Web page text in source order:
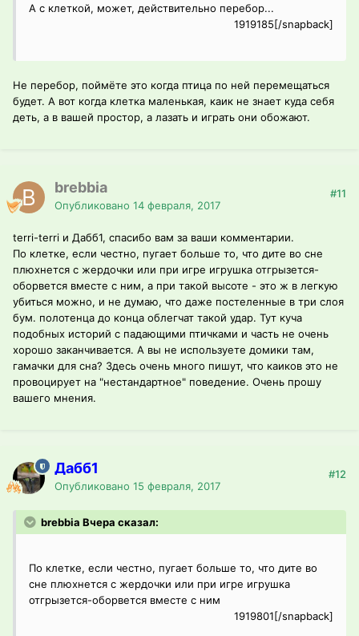
А с клеткой, может, действительно перебор...
1919185[/snapback]
Не перебор, поймёте это когда птица по ней перемещаться
будет. А вот когда клетка маленькая, каик не знает куда себя
деть, а в вашей простор, а лазать и играть они обожают.
brebbia
Опубликовано 14 февраля, 2017
#11
terri-terri и Дабб1, спасибо вам за ваши комментарии.
По клетке, если честно, пугает больше то, что дите во сне
плюхнется с жердочки или при игре игрушка отгрызется-
оборвется вместе с ним, а при такой высоте - это ж в легкую
убиться можно, и не думаю, что даже постеленные в три слоя
бум. полотенца до конца облегчат такой удар. Тут куча
подобных историй с падающими птичками и часть не очень
хорошо заканчивается. А вы не используете домики там,
гамачки для сна? Здесь очень много пишут, что каиков это не
провоцирует на "нестандартное" поведение. Очень прошу
вашего мнения.
Дабб1
Опубликовано 15 февраля, 2017
#12
brebbia Вчера сказал:
По клетке, если честно, пугает больше то, что дите во
сне плюхнется с жердочки или при игре игрушка
отгрызется-оборвется вместе с ним
1919801[/snapback]